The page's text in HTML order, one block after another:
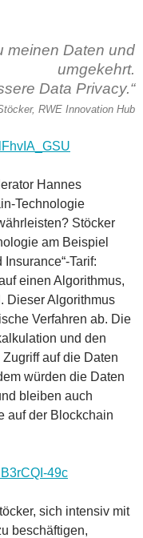
meinen Daten und
umgekehrt.
Data Privacy.“
RWE Innovation Hub
Hannes
Technologie
Stöcker
am Beispiel
Tarif:
einen Algorithmus,
Dieser Algorithmus
Verfahren ab. Die
und den
auf die Daten
würden die Daten
bleiben auch
auf der Blockchain
49c
sich intensiv mit
beschäftigen,